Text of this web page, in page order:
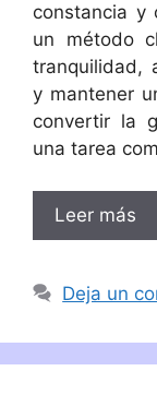
constancia y
un método
tranquilidad,
y mantener
convertir la
una tarea
Leer más
Deja un